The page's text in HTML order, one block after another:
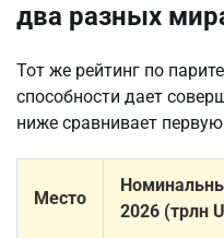
два разных
Тот же рейтинг по
способности дает
ниже сравнивает
Место
2026 (трлн